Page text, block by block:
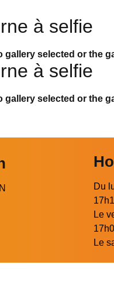
à selfie
gallery selected or the
à selfie
gallery selected or the
Du
Le
Le